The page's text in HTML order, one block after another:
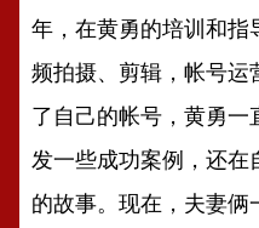
年，在黄勇的培训和
频拍摄、剪辑，帐号
了自己的帐号，黄勇
发一些成功案例，还
的故事。现在，夫妻